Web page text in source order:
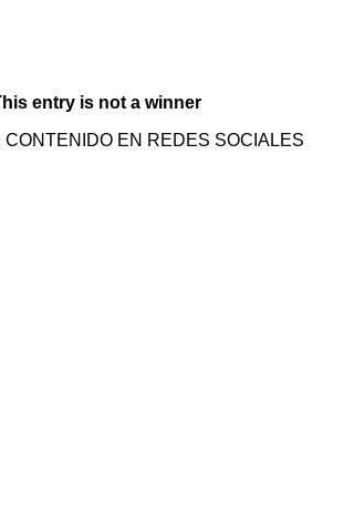
entry is not a winner
EN REDES SOCIALES